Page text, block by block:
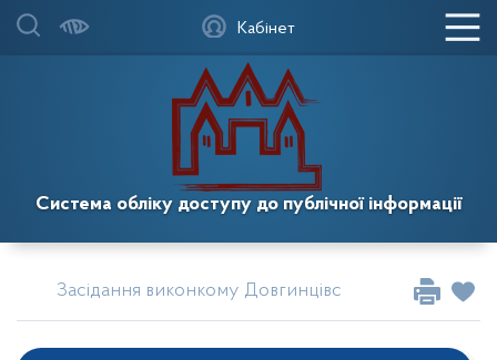
Система обліку доступу до публічної інформації
Кабінет
Засідання виконкому Довгинцівської районної в